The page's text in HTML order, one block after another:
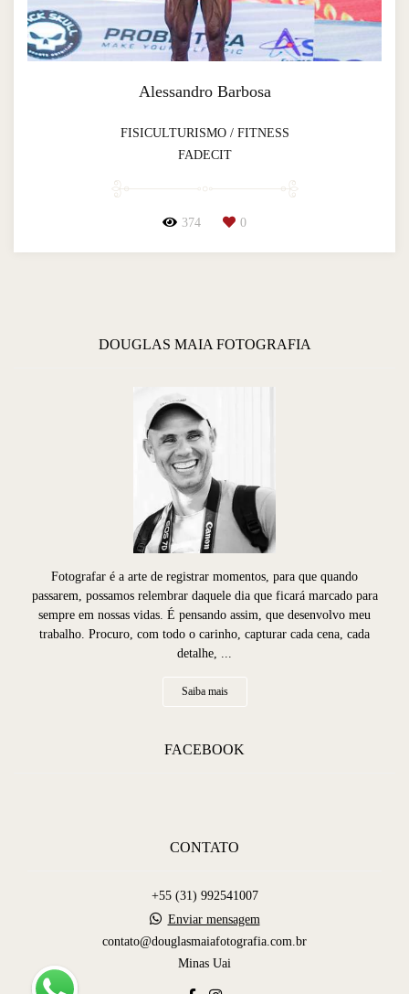
Alessandro Barbosa
FISICULTURISMO / FITNESS
FADECIT
374 0
DOUGLAS MAIA FOTOGRAFIA
Fotografar é a arte de registrar momentos, para que quando
passarem, possamos relembrar daquele dia que ficará marcado para
sempre em nossas vidas. É pensando assim, que desenvolvo meu
trabalho. Procuro, com todo o carinho, capturar cada cena, cada
detalhe, ...
Saiba mais
FACEBOOK
CONTATO
+55 (31) 992541007
Enviar mensagem
contato@douglasmaiafotografia.com.br
Minas Uai